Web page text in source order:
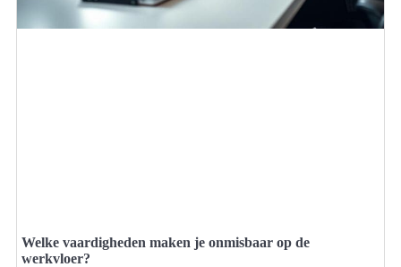
Welke vaardigheden maken je onmisbaar op de
werkvloer?